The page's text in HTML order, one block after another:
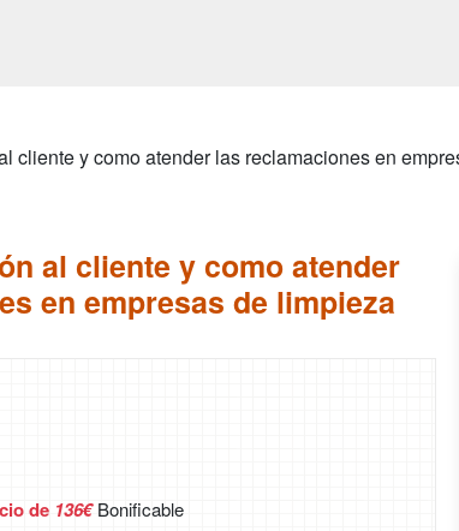
cliente y como atender las reclamaciones en
al cliente y como atender
en empresas de limpieza
de 136€Bonificable